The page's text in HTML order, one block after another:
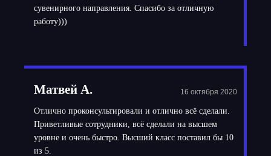
сувенирного направления. Спасибо за отличную
работу)))
Матвей А. 16 октября 2020
Отлично проконсультировали и отлично всё сделали.
Приветливые сотрудники, всё сделали на высшем
уровне и очень быстро. Высший класс поставил бы 10
из 5.